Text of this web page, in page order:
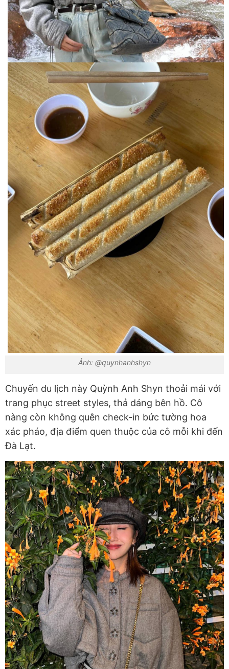
Ảnh: @quynhanhshyn
Chuyến du lịch này Quỳnh Anh Shyn thoải mái với
trang phục street styles, thả dáng bên hồ. Cô
nàng còn không quên check-in bức tường hoa
xác pháo, địa điểm quen thuộc của cô mỗi khi đến
Đà Lạt.